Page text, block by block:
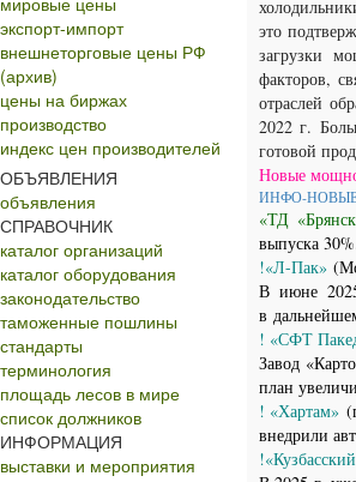
экспорт-импорт
внешнеторговые цены РФ
(архив)
цены на биржах
производство
индекс цен производителей
ОБЪЯВЛЕНИЯ
объявления
СПРАВОЧНИК
каталог организаций
каталог оборудования
законодательство
таможенные пошлины
стандарты
терминология
площадь лесов в мире
список должников
ИНФОРМАЦИЯ
выставки и мероприятия
это
загрузки
факторов,
отраслей
2022 г.
готовой
Новые
ИНФО-НОВЫЕ
«ТД
выпуска
!«Л-Пак»
В июне
в
! «СФТ
Завод
план
! «Хартам»
внедрили